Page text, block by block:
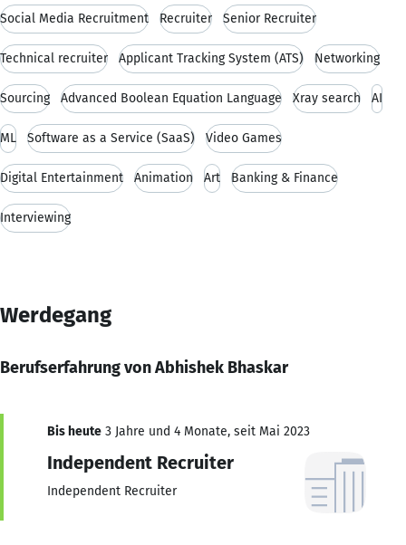
Social Media Recruitment Recruiter Senior Recruiter
Technical recruiter Applicant Tracking System (ATS) Networking
Sourcing Advanced Boolean Equation Language Xray search AI
ML Software as a Service (SaaS) Video Games
Digital Entertainment Animation Art Banking & Finance
Interviewing
Werdegang
Berufserfahrung von Abhishek Bhaskar
Bis heute 3 Jahre und 4 Monate, seit Mai 2023
Independent Recruiter
Independent Recruiter